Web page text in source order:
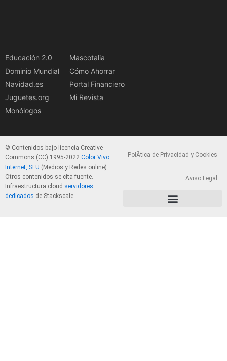
Educación 2.0
Dominio Mundial
Navidad.es
Juguetes.org
Monólogos
Mascotalia
Cómo Ahorrar
Portal Financiero
Mi Revista
© Contenidos bajo licencia Creative
Commons (CC) 1995-2022 Color Vivo
Internet, SLU (Medios y Redes online).
Otros contenidos se cita fuente.
Infraestructura cloud servidores
dedicados de Stackscale.
PolÃ­tica de Privacidad y Cookies
Aviso Legal